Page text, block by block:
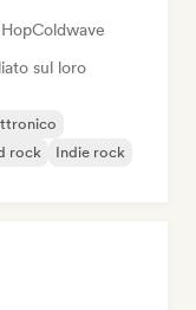
Coldwave
sul loro
rock
Indie rock